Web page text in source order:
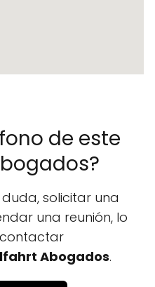
de este
solicitar una
una reunión, lo
Abogados.